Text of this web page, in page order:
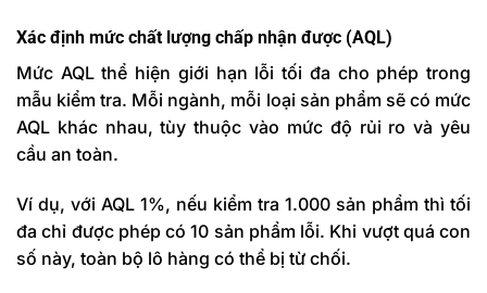
Xác định mức chất lượng chấp nhận được (AQL)
Mức AQL thể hiện giới hạn lỗi tối đa cho phép trong
mẫu kiểm tra. Mỗi ngành, mỗi loại sản phẩm sẽ có mức
AQL khác nhau, tùy thuộc vào mức độ rủi ro và yêu
cầu an toàn.
Ví dụ, với AQL 1%, nếu kiểm tra 1.000 sản phẩm thì tối
đa chỉ được phép có 10 sản phẩm lỗi. Khi vượt quá con
số này, toàn bộ lô hàng có thể bị từ chối.